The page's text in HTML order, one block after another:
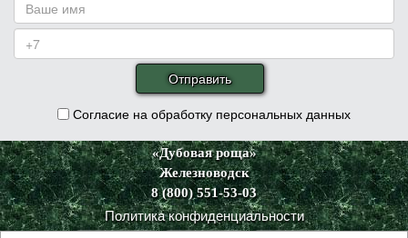
Согласие на обработку персональных данных
«Дубовая роща»
Железноводск
8 (800) 551-53-03
Политика конфиденциальности